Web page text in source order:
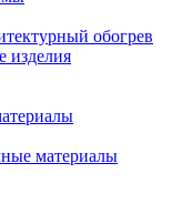
обогрев
изделия
материалы